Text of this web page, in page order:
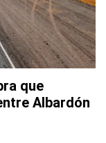
que
Albardón